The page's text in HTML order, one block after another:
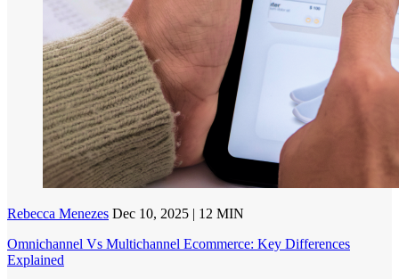
Rebecca Menezes Dec 10, 2025 | 12 MIN
Omnichannel Vs Multichannel Ecommerce: Key Differences
Explained